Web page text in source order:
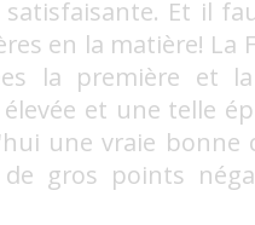
Et il
en la matière! La
la première et
et une telle
une vraie bonne
gros points